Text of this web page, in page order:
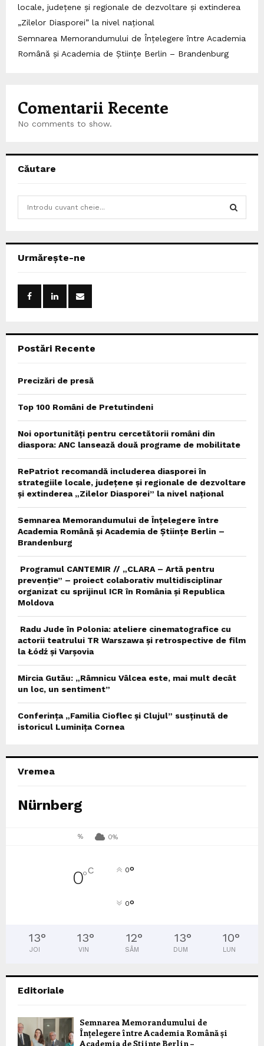
locale, județene și regionale de dezvoltare și extinderea
„Zilelor Diasporei” la nivel național
Semnarea Memorandumului de Înțelegere între Academia
Română și Academia de Științe Berlin – Brandenburg
Comentarii Recente
No comments to show.
Căutare
h
Urmărește-ne
Postări Recente
Precizări de presă
Top 100 Români de Pretutindeni
Noi oportunități pentru cercetătorii români din
diaspora: ANC lansează două programe de mobilitate
RePatriot recomandă includerea diasporei în
strategiile locale, județene și regionale de dezvoltare
și extinderea „Zilelor Diasporei” la nivel național
Semnarea Memorandumului de Înțelegere între
Academia Română și Academia de Științe Berlin –
Brandenburg
Programul CANTEMIR // „CLARA – Artă pentru
prevenție” – proiect colaborativ multidisciplinar
organizat cu sprijinul ICR în România și Republica
Moldova
Radu Jude în Polonia: ateliere cinematografice cu
actorii teatrului TR Warszawa și retrospective de film
la Łódź și Varșovia
Mircia Gutău: „Râmnicu Vâlcea este, mai mult decât
un loc, un sentiment”
Conferința „Familia Cioflec și Clujul” susținută de
istoricul Luminița Cornea
Vremea
Nürnberg
% 0%
0°C 0°
0°
13°
JOI
13°
VIN
12°
SÂM
13°
DUM
10°
LUN
Editoriale
Semnarea Memorandumului de
Înțelegere între Academia Română și
Academia de Științe Berlin –